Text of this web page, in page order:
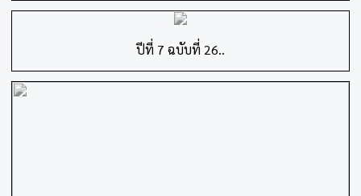
ปีที่ 7 ฉบับที่ 26..